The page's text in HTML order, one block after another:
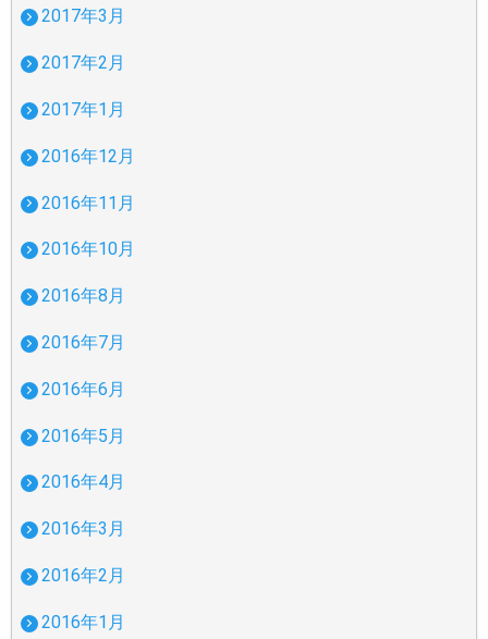
2017年3月
2017年2月
2017年1月
2016年12月
2016年11月
2016年10月
2016年8月
2016年7月
2016年6月
2016年5月
2016年4月
2016年3月
2016年2月
2016年1月